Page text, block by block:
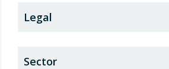
Legal
Sector